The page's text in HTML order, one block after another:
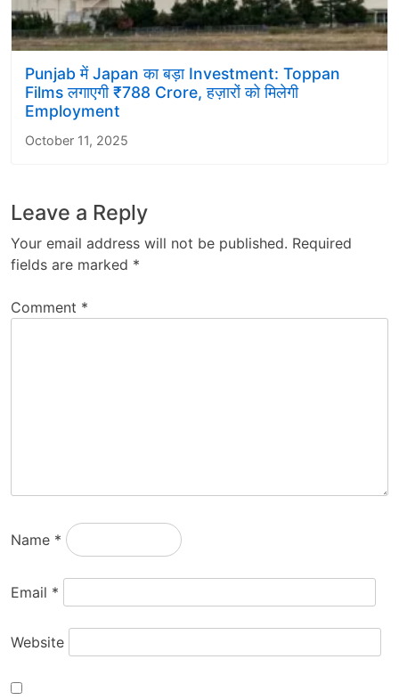
Punjab में Japan का बड़ा Investment: Toppan
Films लगाएगी ₹788 Crore, हज़ारों को मिलेगी
Employment
October 11, 2025
Leave a Reply
Your email address will not be published. Required
fields are marked *
Comment *
Name *
Email *
Website